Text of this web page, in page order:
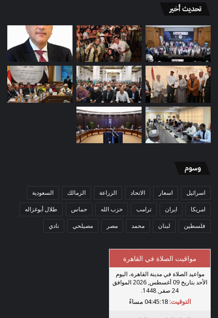
تحديث أخير
وسوم
اسرائيل اسعار الاتحاد الزراعة الزمالك السعودية
امريكا ايران ترامب حزب الله حماس طلال أبوغزاله
فلسطين لبنان محمد مصر مصيلحي نادي